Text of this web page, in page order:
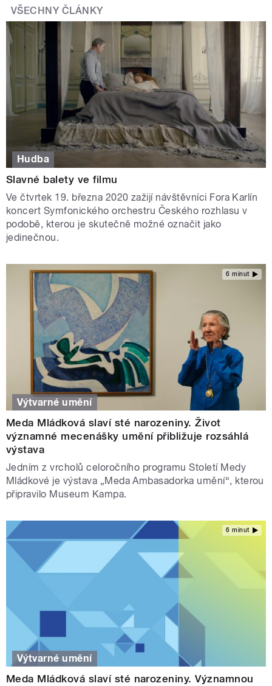
VŠECHNY ČLÁNKY
Hudba
Slavné balety ve filmu
Ve čtvrtek 19. března 2020 zažijí návštěvníci Fora Karlín
koncert Symfonického orchestru Českého rozhlasu v
podobě, kterou je skutečně možné označit jako
jedinečnou.
6 minut
Výtvarné umění
Meda Mládková slaví sté narozeniny. Život
významné mecenášky umění přibližuje rozsáhlá
výstava
Jedním z vrcholů celoročního programu Století Medy
Mládkové je výstava „Meda Ambasadorka umění“, kterou
připravilo Museum Kampa.
6 minut
Výtvarné umění
Meda Mládková slaví sté narozeniny. Významnou